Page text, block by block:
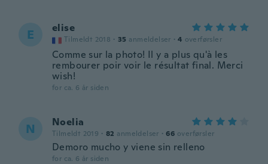
E elise
Tilmeldt 2018 · 35 anmeldelser · 4 overførsler
Comme sur la photo! Il y a plus qu'à les
rembourer poir voir le résultat final. Merci
wish!
for ca. 6 år siden
N Noelia
Tilmeldt 2019 · 82 anmeldelser · 66 overførsler
Demoro mucho y viene sin relleno
for ca. 6 år siden